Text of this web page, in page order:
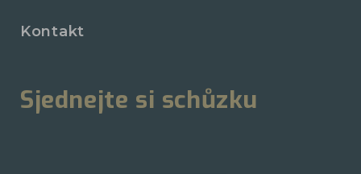
Kontakt
Sjednejte si schůzku